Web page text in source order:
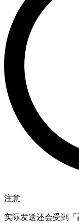
注意
实际发送还会受到「